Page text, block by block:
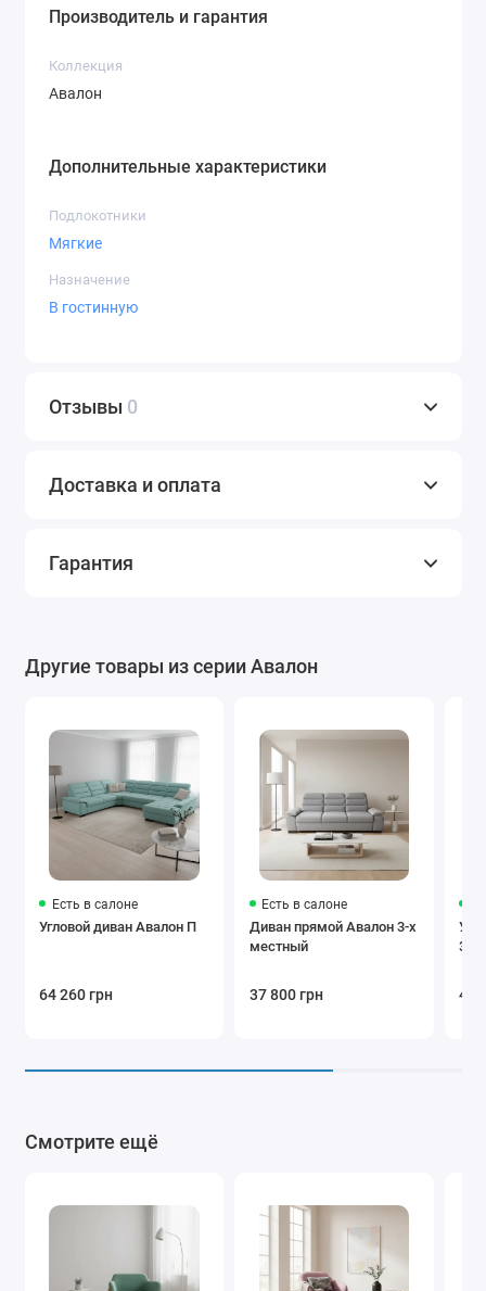
Производитель и гарантия
Коллекция
Авалон
Дополнительные характеристики
Подлокотники
Мягкие
Назначение
В гостинную
Отзывы 0
Доставка и оплата
Гарантия
Другие товары из серии Авалон
Есть в салоне
Угловой диван Авалон П
64 260 грн
Есть в салоне
Диван прямой Авалон 3-х
местный
37 800 грн
3x1
40
Смотрите ещё